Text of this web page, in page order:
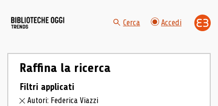
Cerca Accedi
Raffina la ricerca
Filtri applicati
Autori: Federica Viazzi